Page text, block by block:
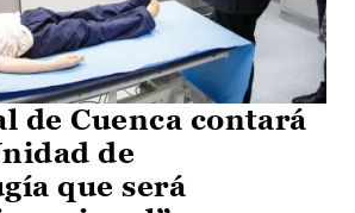
de Cuenca contará
de
que será